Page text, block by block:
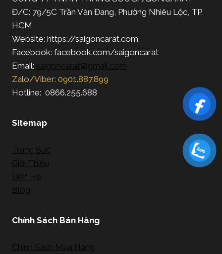
Đ/C: 79/5C Trần Văn Đang, Phường Nhiêu Lộc, TP.
HCM
Website: https://saigoncarat.com
Facebook: facebook.com/saigoncarat
Email: saigoncarat@gmail.com
Zalo/Viber: 0901.887.899
Hotline: 0866.255.688
Sitemap
Trang Sức
Giới Thiệu
Liên Hệ
Blog
Chính Sách Bán Hàng
Chính Sách Mua Hàng